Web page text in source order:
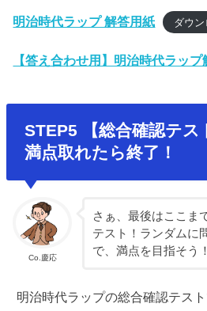
明治時代ラップ 解答用紙 ダウン
【答え合わせ用】明治時代ラップ
STEP5 【総合確認テス
満点取れたら終了！
Co.慶応
さぁ、最後はここま
テスト！ランダムに
で、満点を目指そう
明治時代ラップの総合確認テスト